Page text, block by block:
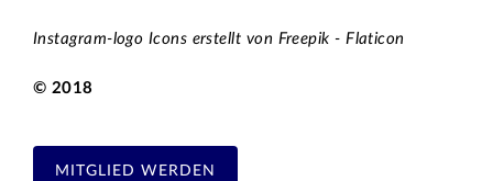
Instagram-logo Icons erstellt von Freepik - Flaticon
© 2018
MITGLIED WERDEN